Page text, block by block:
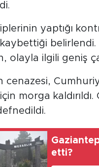
yaptığı
kaybettiği
olayla ilgili geniş
cenazesi,
morga
etti?